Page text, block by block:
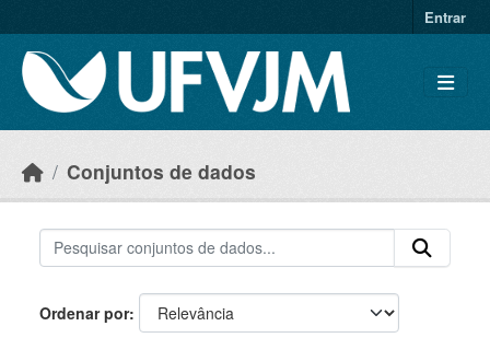
Entrar
Conjuntos de dados
Ordenar por